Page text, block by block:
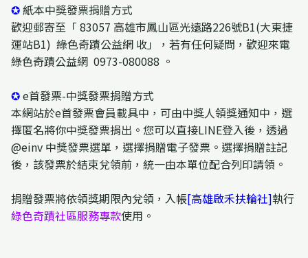
✪紙本中獎發票捐贈方式
歡迎郵寄至「 83057 高雄市鳳山區光遠路226號B1(大東捷
運站B1) 綠色奇蹟公益網 收」，若有任何疑問，歡迎來電
綠色奇蹟公益網 0973-080088 。
✪e首發票-中獎發票捐贈方式
本網站於e首發票會員載具中，可由中獎人領獎通知中，選
擇匿名將你中獎發票捐出。您可以直接LINE登入後，透過
@einv 中獎發票選單，選擇捐贈電子發票。選擇捐贈註記
後，該發票於結束兌領前，統一由本單位配合列印請領。
捐贈發票將依領獎期限內兌領， 入帳[高雄啟禾扶輪社]執行
綠色奇蹟社區服務專款使用。